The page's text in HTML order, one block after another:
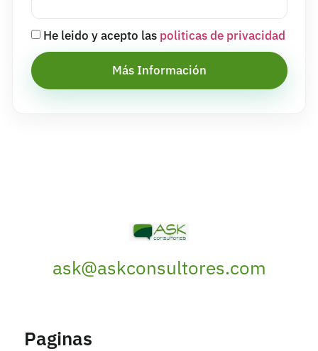
He leido y acepto las politicas de privacidad
Más Información
ask@askconsultores.com
Paginas